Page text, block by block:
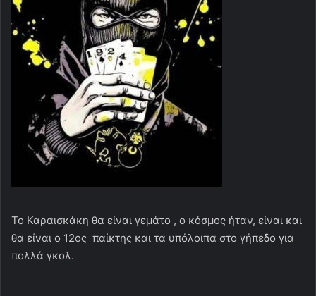
Το Καραισκάκη θα είναι γεμάτο , ο κόσμος ήταν, είναι και
θα είναι ο 12ος παίκτης και τα υπόλοιπα στο γήπεδο για
πολλά γκολ.